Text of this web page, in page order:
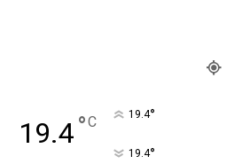
19.4°C 19.4°
19.4°